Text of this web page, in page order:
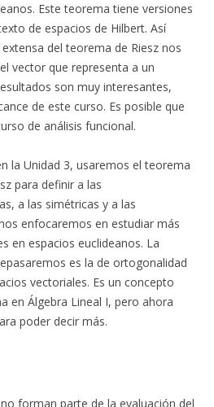
Este teorema tiene versiones
de espacios de Hilbert. Así
del teorema de Riesz nos
vector que representa a un
son muy interesantes,
de este curso. Es posible que
de análisis funcional.
la Unidad 3, usaremos el teorema
para definir a las
a las simétricas y a las
enfocaremos en estudiar más
en espacios euclideanos. La
es la de ortogonalidad
vectoriales. Es un concepto
en Álgebra Lineal I, pero ahora
poder decir más.
forman parte de la evaluación del